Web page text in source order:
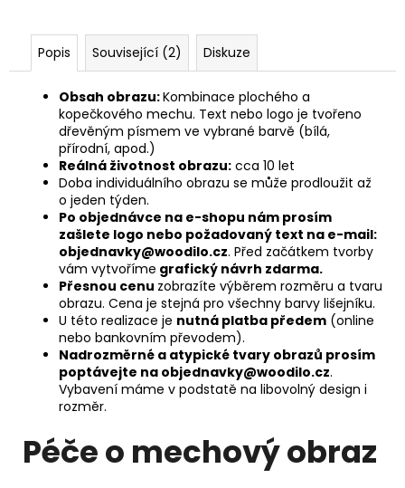
Popis Související (2) Diskuze
Obsah obrazu:Kombinace plochého a
kopečkového mechu. Text nebo logo je tvořeno
dřevěným písmem ve vybrané barvě (bílá,
přírodní, apod.)
Reálná životnost obrazu: cca 10 let
Doba individuálního obrazu se může prodloužit až
o jeden týden.
Po objednávce na e-shopu nám prosím
zašlete logo nebo požadovaný text na e-mail:
objednavky@woodilo.cz. Před začátkem tvorby
vám vytvoříme grafický návrh zdarma.
Přesnou cenu zobrazíte výběrem rozměru a tvaru
obrazu. Cena je stejná pro všechny barvy lišejníku.
U této realizace je nutná platba předem (online
nebo bankovním převodem).
Nadrozměrné a atypické tvary obrazů prosím
poptávejte na objednavky@woodilo.cz.
Vybavení máme v podstatě na libovolný design i
rozměr.
Péče o mechový obraz